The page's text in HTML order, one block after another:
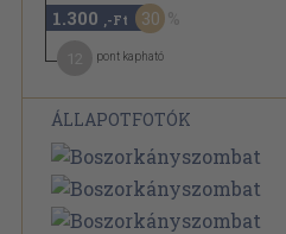
1.300 ,-Ft 30
pont kapható
ÁLLAPOTFOTÓK